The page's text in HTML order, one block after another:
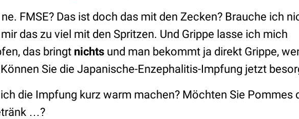
ne. FMSE? Das ist doch das mit den Zecken? Brauche ich
das zu viel mit den Spritzen. Und Grippe lasse ich mich
das bringt nichts und man bekommt ja direkt Grippe,
Sie die Japanische-Enzephalitis-Impfung jetzt
ich die Impfung kurz warm machen? Möchten Sie Pommes
…?